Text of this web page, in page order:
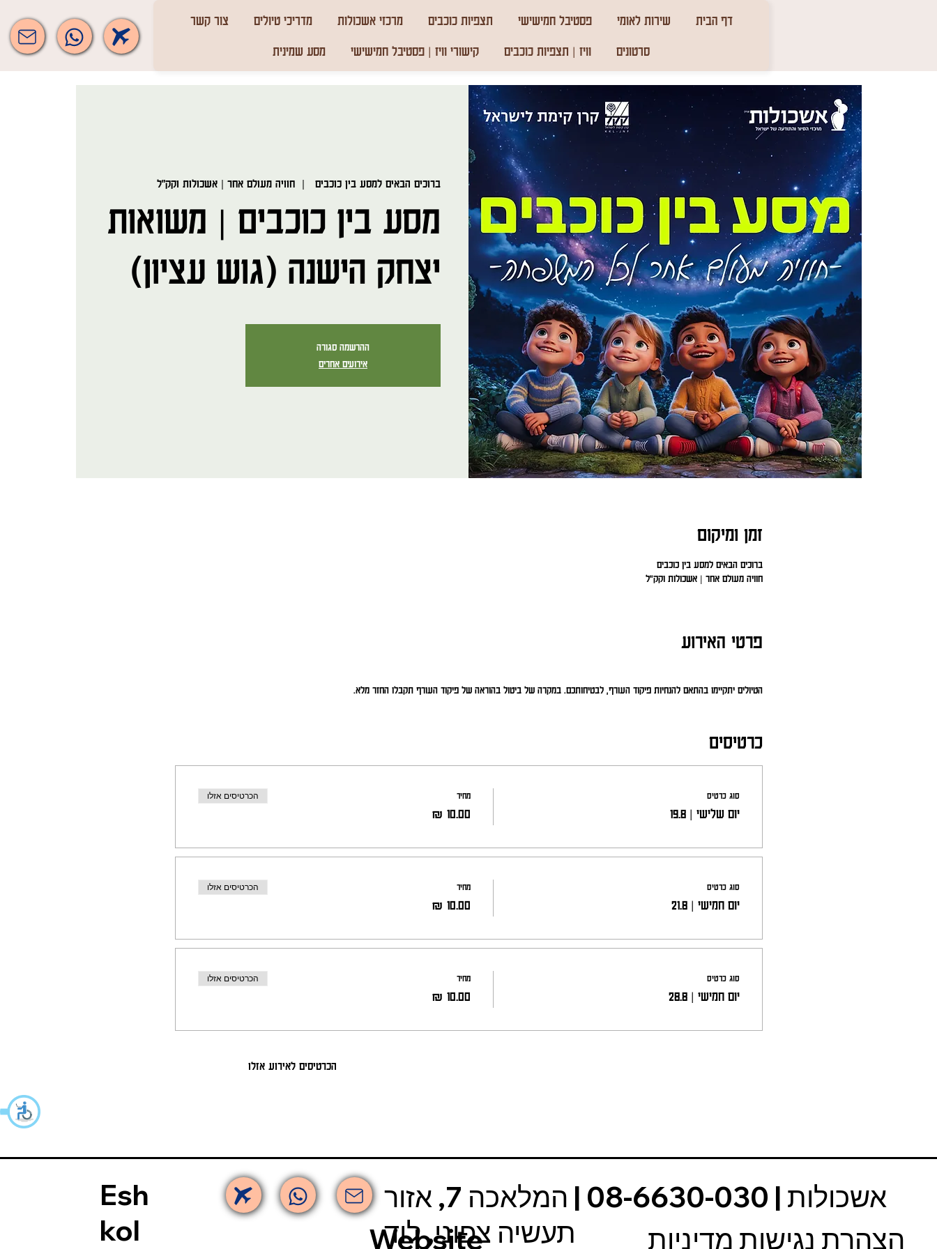
דף הבית שירות לאומי פסטיבל חמישישי תצפיות כוכבים מרכזי אשכולות מדריכי טיולים
צור קשר
סרטונים
וויז | תצפיות כוכבים קישורי וויז | פסטיבל חמישישי מסע שמינית
ברוכים הבאים למסע בין כוכבים
  |
חוויה מעולם אחר | אשכולות וקק"ל
מסע בין כוכבים | משואות
יצחק הישנה (גוש עציון)
ההרשמה סגורה
אירועים אחרים
זמן ומיקום
ברוכים הבאים למסע בין כוכבים
חוויה מעולם אחר | אשכולות וקק"ל
פרטי האירוע
הטיולים יתקיימו בהתאם להנחיות פיקוד העורף, לבטיחותכם. במקרה של ביטול בהוראה של פיקוד העורף תקבלו החזר מלא.
כרטיסים
סוג כרטיס
יום שלישי | 19.8
מחיר הכרטיסים אזלו
סוג כרטיס
יום חמישי | 21.8
מחיר הכרטיסים אזלו
סוג כרטיס
יום חמישי | 28.8
מחיר הכרטיסים אזלו
הכרטיסים לאירוע אזלו
Esh
kol
אשכולות | 08-6630-030 | המלאכה 7, אזור
תעשיה צפוני, לוד
Website הצהרת נגישות מדיניות